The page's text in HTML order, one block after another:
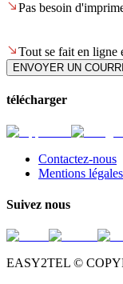
Pas besoin
Tout se fait en ligne
ENVOYER UN
télécharger
Contactez-nous
Mentions légales
Suivez nous
EASY2TEL ©